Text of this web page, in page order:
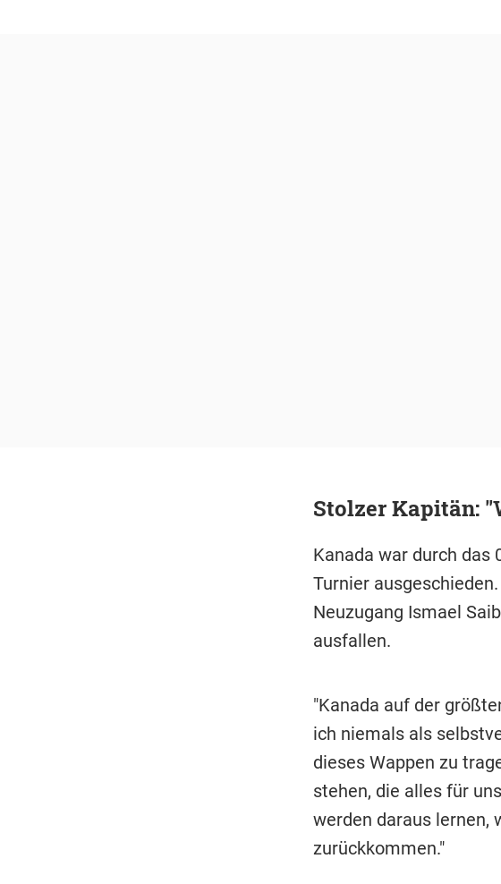
Stolzer Kapitän:
Kanada war durch das
Turnier
Neuzugang Ismael
ausfallen.
"Kanada auf der
ich niemals als
dieses Wappen zu
stehen, die alles für
werden daraus lernen,
zurückkommen."